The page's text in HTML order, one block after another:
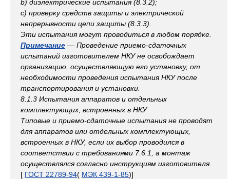
b) диэлектрические испытания (8.3.2);
c) проверку средств защиты и электрической
непрерывности цепи защиты (8.3.3).
Эти испытания могут проводиться в любом порядке.
Примечание — Проведение приемо-сдаточных
испытаний изготовителем НКУ не освобождает
организацию, осуществляющую его установку, от
необходимости проведения испытания НКУ после
транспортирования и установки.
8.1.3 Испытания аппаратов и отдельных
комплектующих, встроенных в НКУ
Типовые и приемо-сдаточные испытания не проводят
для аппаратов или отдельных комплектующих,
встроенных в НКУ, если их выбор проводился в
соответствии с требованиями 7.6.1, а монтаж
осуществлялся согласно инструкциям изготовителя.
[ ГОСТ 22789-94( МЭК 439-1-85)]